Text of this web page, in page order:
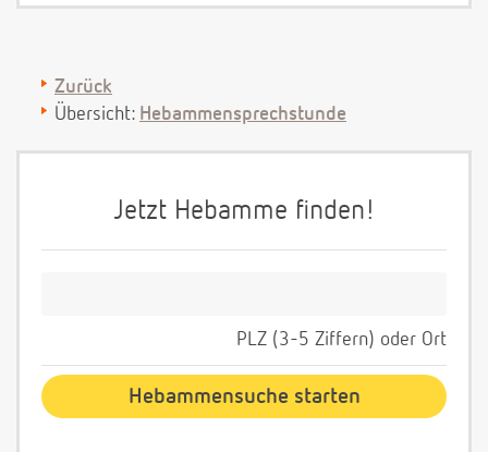
Zurück
Übersicht: Hebammensprechstunde
Jetzt Hebamme finden!
PLZ (3-5 Ziffern) oder Ort